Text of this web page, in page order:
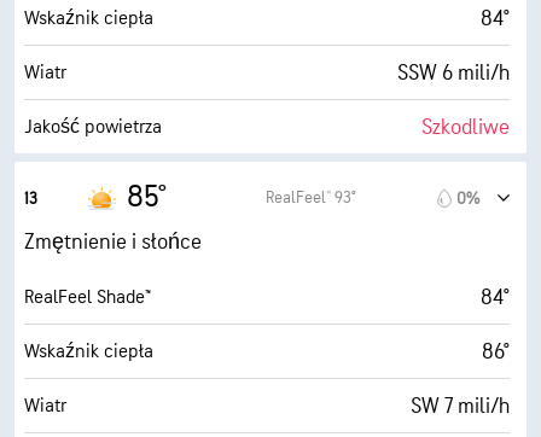
Punkt rosy 64° F
AccuLumen Brightness Index™ 5 (Średnie)
Zachmurzenie 72%
Wskaźnik ciepła 84°
Wiatr SSW 6 mili/h
Jakość powietrza Szkodliwe
Maksymalny wskaźnik UV
Porywy wiatru
Wilgotność 52%
Punkt rosy 63° F
AccuLumen Brightness Index™ 8 (Jasne)
13 85° RealFeel® 93° 0%
Zmętnienie i słońce
RealFeel Shade™ 84°
Wskaźnik ciepła 86°
Wiatr SW 7 mili/h